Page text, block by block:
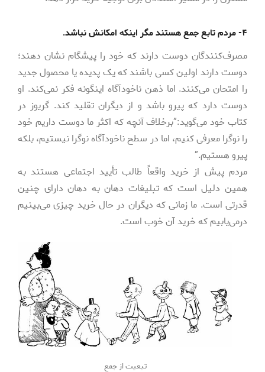
۴- مردم تابع جمع هستند مگر اینکه امکانش نباشد.
مصرف‌کنندگان دوست دارند که خود را پیشگام نشان دهند؛
دوست دارند اولین کسی باشند که یک پدیده یا محصول جدید
را امتحان می‌کنند. اما ذهن ناخودآگاه اینگونه فکر نمی‌کند. او
دوست دارد که پیرو باشد و از دیگران تقلید کند. گریوز در
کتاب خود می‌گوید:”برخلاف آنچه که اکثر ما دوست داریم خود
را نوگرا معرفی کنیم، اما در سطح ناخودآگاه نوگرا نیستیم، بلکه
پیرو هستیم.”
مردم پیش از خرید واقعاً طالب تأیید اجتماعی هستند به
همین دلیل است که تبلیغات دهان به دهان دارای چنین
قدرتی است. ما زمانی که دیگران در حال خرید چیزی می‌بینیم
درمی‌یابیم که خرید آن خوب است.
تبعیت از جمع